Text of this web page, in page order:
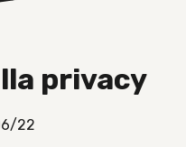
privacy
22